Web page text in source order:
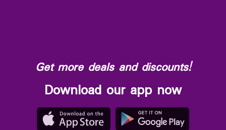
Get more deals and discounts!
Download our app now